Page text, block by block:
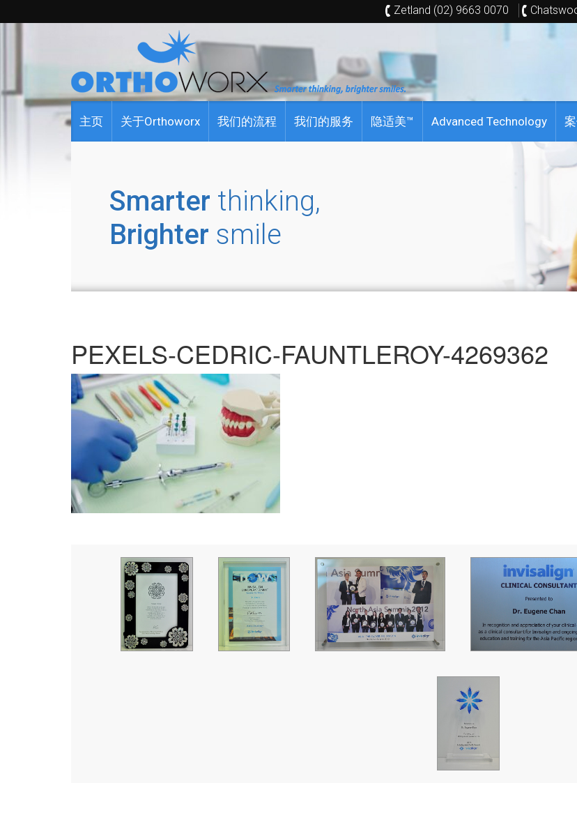
Zetland (02) 9663 0070
主页 关于Orthoworx 我们的流程 我们的服务 隐适美™ Advanced Technology
Smarter thinking,
Brighter smile
PEXELS-CEDRIC-FAUNTLEROY-4269362